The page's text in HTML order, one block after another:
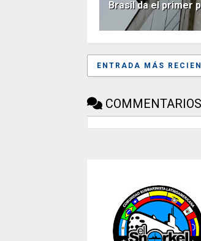
Brasil da el primer
ENTRADA MÁS
COMMENTARIOS